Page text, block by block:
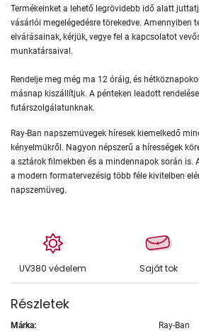
Termékeinket a lehető legrövidebb idő alatt
vásárlói megelégedésre törekedve. Amennyiben
elvárásainak, kérjük, vegye fel a kapcsolatot
munkatársaival.
Rendelje meg még ma 12 óráig, és
másnap kiszállítjuk. A pénteken leadott
futárszolgálatunknak.
Ray-Ban napszemüvegek híresek kiemelkedő
kényelmükről. Nagyon népszerű a hírességek
a sztárok filmekben és a mindennapok során is.
a modern formatervezésig több féle kivitelben
napszemüveg.
UV380 védelem Saját tok
Részletek
Márka:
Ray-Ban